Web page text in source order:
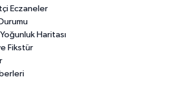
Eczaneler
Haritası
Fikstür